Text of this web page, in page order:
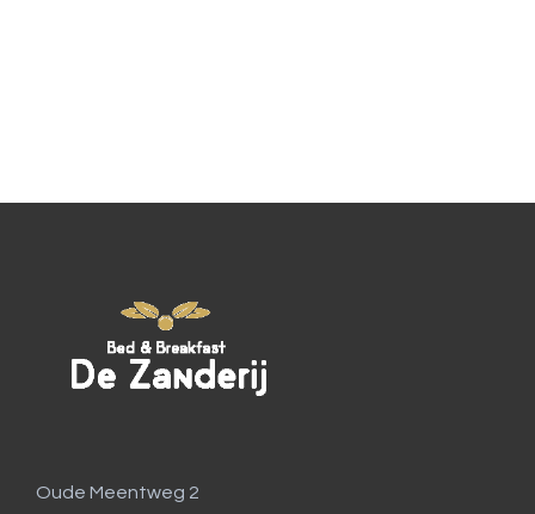
Oude Meentweg 2